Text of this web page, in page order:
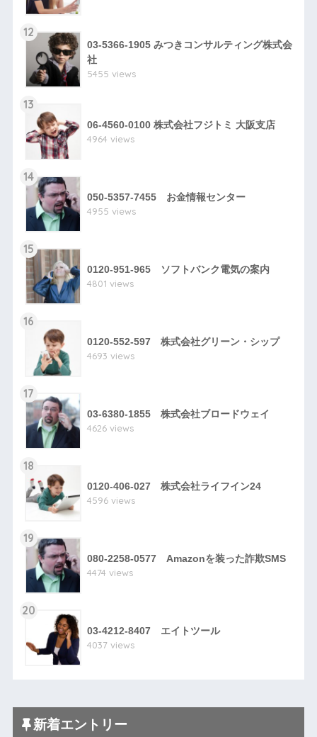
12
03-5366-1905 みつきコンサルティング株式会
社
5455 views
13
06-4560-0100 株式会社フジトミ 大阪支店
4964 views
14
050-5357-7455 お金情報センター
4955 views
15
0120-951-965 ソフトバンク電気の案内
4801 views
16
0120-552-597 株式会社グリーン・シップ
4693 views
17
03-6380-1855 株式会社ブロードウェイ
4626 views
18
0120-406-027 株式会社ライフイン24
4596 views
19
080-2258-0577 Amazonを装った詐欺SMS
4474 views
20
03-4212-8407 エイトツール
4037 views
新着エントリー